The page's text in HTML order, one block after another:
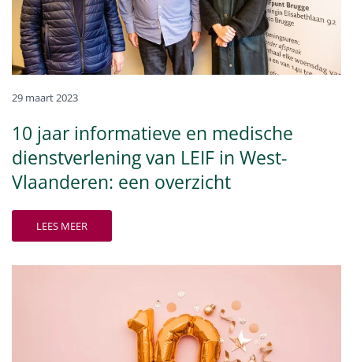
29 maart 2023
10 jaar informatieve en medische
dienstverlening van LEIF in West-
Vlaanderen: een overzicht
LEES MEER